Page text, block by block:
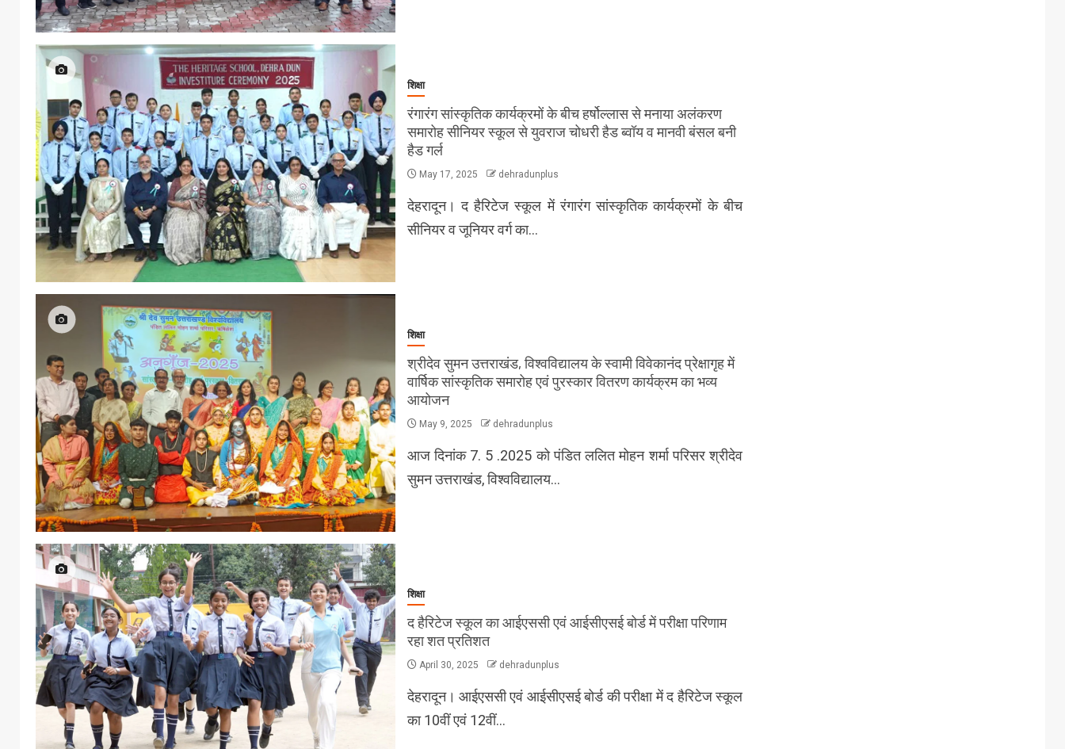
शिक्षा
रंगारंग सांस्कृतिक कार्यक्रमों के बीच हर्षोल्लास से मनाया अलंकरण
समारोह सीनियर स्कूल से युवराज चोधरी हैड ब्वॉय व मानवी बंसल बनी
हैड गर्ल
May 17, 2025 dehradunplus
देहरादून। द हैरिटेज स्कूल में रंगारंग सांस्कृतिक कार्यक्रमों के बीच
सीनियर व जूनियर वर्ग का…
शिक्षा
श्रीदेव सुमन उत्तराखंड, विश्वविद्यालय के स्वामी विवेकानंद प्रेक्षागृह में
वार्षिक सांस्कृतिक समारोह एवं पुरस्कार वितरण कार्यक्रम का भव्य
आयोजन
May 9, 2025 dehradunplus
आज दिनांक 7. 5 .2025 को पंडित ललित मोहन शर्मा परिसर श्रीदेव
सुमन उत्तराखंड, विश्वविद्यालय…
शिक्षा
द हैरिटेज स्कूल का आईएससी एवं आईसीएसई बोर्ड में परीक्षा परिणाम
रहा शत प्रतिशत
April 30, 2025 dehradunplus
देहरादून। आईएससी एवं आईसीएसई बोर्ड की परीक्षा में द हैरिटेज स्कूल
का 10वीं एवं 12वीं…